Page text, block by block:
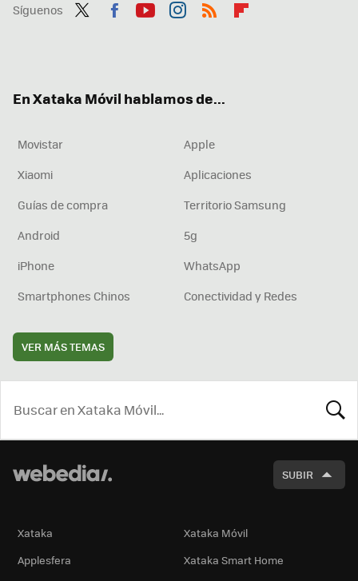
Síguenos
En Xataka Móvil hablamos de...
Movistar
Apple
Xiaomi
Aplicaciones
Guías de compra
Territorio Samsung
Android
5g
iPhone
WhatsApp
Smartphones Chinos
Conectividad y Redes
VER MÁS TEMAS
SUBIR
Xataka
Xataka Móvil
Applesfera
Xataka Smart Home